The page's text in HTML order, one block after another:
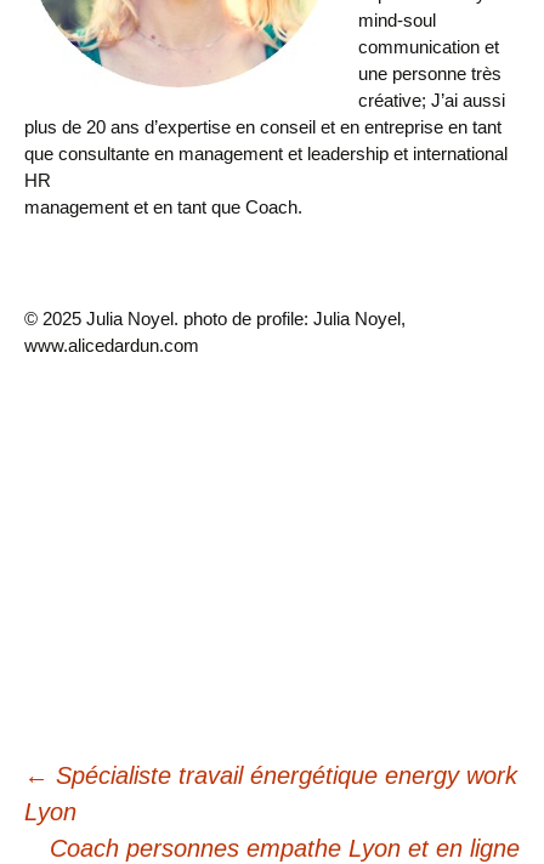
mind-soul
communication et
une personne très
créative; J’ai aussi
plus de 20 ans d’expertise en conseil et en entreprise en tant
que consultante en management et leadership et international
HR
management et en tant que Coach.
© 2025 Julia Noyel. photo de profile: Julia Noyel,
www.alicedardun.com
Navigation
des
← Spécialiste travail énergétique energy work
Lyon
Coach personnes empathe Lyon et en ligne